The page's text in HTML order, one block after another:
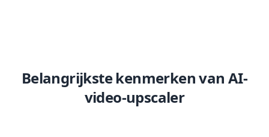
Belangrijkste kenmerken van AI-
video-upscaler